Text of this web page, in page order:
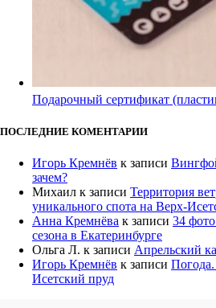
Подарочный сертификат
ПОСЛЕДНИЕ КОМЕНТАРИИ
Игорь Кремнёв к записи
зачем?
Михаил к записи Территория
уникального спота на Верх-
Анна Кремнёва к записи 34
сезона в Екатеринбурге
Ольга Л. к записи Апрельский
Игорь Кремнёв к записи
Исетский пруд